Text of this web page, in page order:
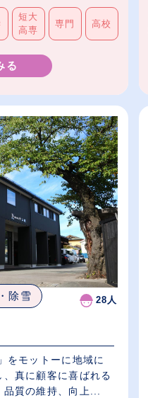
短大
高専
専門 高校
る
除雪 28人
をモットーに地域に
真に顧客に喜ばれる
品質の維持、向上...